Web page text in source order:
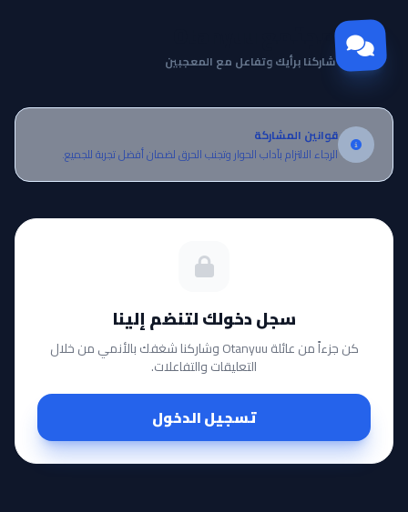
مجتمع Otanyuu
شاركنا برأيك وتفاعل مع المعجبين
قوانين المشاركة
الرجاء الالتزام بآداب الحوار وتجنب الحرق لضمان أفضل تجربة للجميع.
سجل دخولك لتنضم إلينا
كن جزءاً من عائلة Otanyuu وشاركنا شغفك بالأنمي من خلال
التعليقات والتفاعلات.
تسجيل الدخول